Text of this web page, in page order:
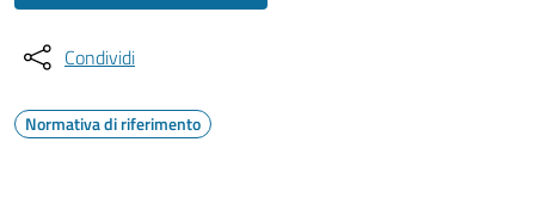
Condividi
Normativa di riferimento